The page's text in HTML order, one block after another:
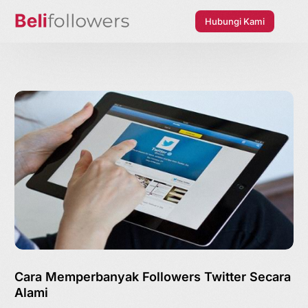
Hubungi Kami
Cara Memperbanyak Followers Twitter Secara
Alami